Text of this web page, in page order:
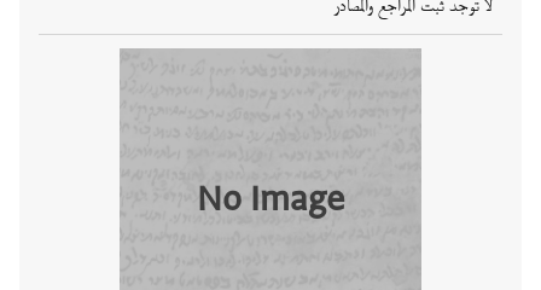
لا توجد ثبت المراجع والمصادر
No Image